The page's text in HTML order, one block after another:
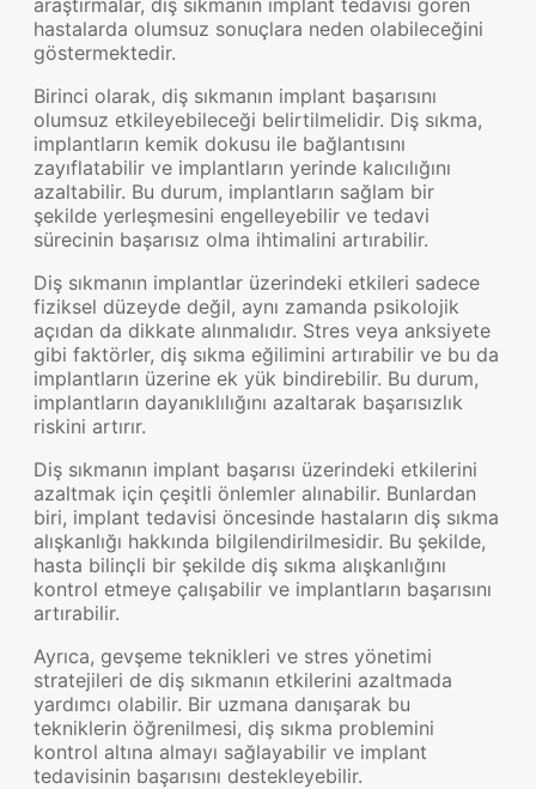
araştırmalar, diş sıkmanın implant tedavisi gören
hastalarda olumsuz sonuçlara neden olabileceğini
göstermektedir.
Birinci olarak, diş sıkmanın implant başarısını
olumsuz etkileyebileceği belirtilmelidir. Diş sıkma,
implantların kemik dokusu ile bağlantısını
zayıflatabilir ve implantların yerinde kalıcılığını
azaltabilir. Bu durum, implantların sağlam bir
şekilde yerleşmesini engelleyebilir ve tedavi
sürecinin başarısız olma ihtimalini artırabilir.
Diş sıkmanın implantlar üzerindeki etkileri sadece
fiziksel düzeyde değil, aynı zamanda psikolojik
açıdan da dikkate alınmalıdır. Stres veya anksiyete
gibi faktörler, diş sıkma eğilimini artırabilir ve bu da
implantların üzerine ek yük bindirebilir. Bu durum,
implantların dayanıklılığını azaltarak başarısızlık
riskini artırır.
Diş sıkmanın implant başarısı üzerindeki etkilerini
azaltmak için çeşitli önlemler alınabilir. Bunlardan
biri, implant tedavisi öncesinde hastaların diş sıkma
alışkanlığı hakkında bilgilendirilmesidir. Bu şekilde,
hasta bilinçli bir şekilde diş sıkma alışkanlığını
kontrol etmeye çalışabilir ve implantların başarısını
artırabilir.
Ayrıca, gevşeme teknikleri ve stres yönetimi
stratejileri de diş sıkmanın etkilerini azaltmada
yardımcı olabilir. Bir uzmana danışarak bu
tekniklerin öğrenilmesi, diş sıkma problemini
kontrol altına almayı sağlayabilir ve implant
tedavisinin başarısını destekleyebilir.